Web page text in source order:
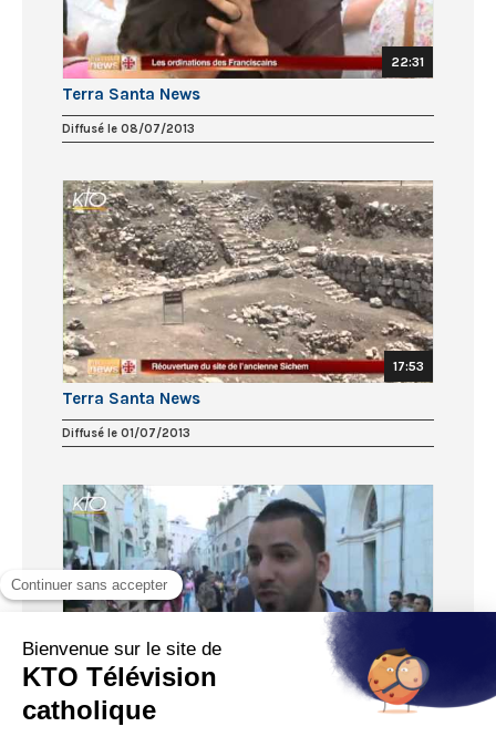
22:31
Terra Santa News
Diffusé le 08/07/2013
17:53
Terra Santa News
Diffusé le 01/07/2013
19:04
Terra Santa News